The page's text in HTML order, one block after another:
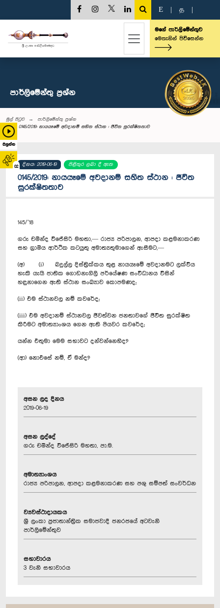
බලන්න
02
E த
මගේ පාර්ලිමේන්තුව
මෙතැනින් පිවිසෙන්න
පාර්ලි‌මේන්තු‌ ප්‍රශ්න
මුල් පිටුව
පාර්ලි‌මේන්තු‌ ප්‍රශ්න
0145/2019: නායයෑමේ අවදානම් සහිත ස්ථාන : ජීවිත සුරක්ෂිතතාව
දිනය: 2019-06-19 පිළිතුර ලබා දී ඇත
0145/2019: නායයෑමේ අවදානම් සහිත ස්ථාන : ජීවිත
සුරක්ෂිතතාව
145/’18
ගරු චමින්ද වි‍ජේසිරි මහතා,— රාජ්‍ය පරිපාලන, ආපදා කළමනාකරණ
සහ ග්‍රාමීය ආර්ථික කටයුතු අමාත්‍යතුමාගෙන් ඇසීමට,—
(අ) (i) බදුල්ල දිස්ත්‍රික්කය තුළ නායයෑමේ අවදානමට ලක්විය
හැකි යැයි ජාතික ගොඩනැගිලි පර්යේෂණ සංවිධානය විසින්
හඳුනාගෙන ඇති ස්ථාන සංඛ්‍යාව කොපමණද;
(ii) එම ස්ථානවල නම් කවරේද;
(iii) එම අවදානම් ස්ථානවල ජීවත්වන ජනතාවගේ ජීවිත සුරක්ෂිත
කිරීමට අමාත්‍යාංශය ‍ගෙන ඇති පියවර කවරේද;
යන්න එතුමා මෙම සභාවට දන්වන්නෙහිද?
(ආ) නොඑසේ නම්, ඒ මන්ද?
අසන ලද දිනය
2019-06-19
අසන ලද්දේ
ගරු චමින්ද වි‍ජේසිරි මහතා, පා.ම.
අමාත්‍යාංශය
රාජ්‍ය පරිපාලන, ආපදා කළමනාකරණ සහ පශු සම්පත් සංවර්ධන
ව්‍යවස්ථාදායකය
ශ්‍රී ලංකා ප්‍රජාතාන්ත්‍රික සමාජවාදී ජනරජයේ අටවැනි
පාර්ලිමේන්තුව
සභාවාරය
3 වැනි සභාවාරය